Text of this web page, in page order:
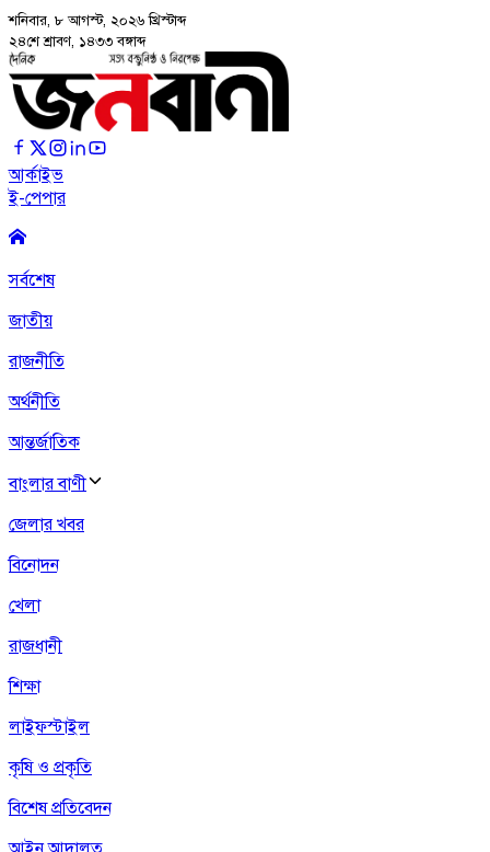
শনিবার, ৮ আগস্ট, ২০২৬ খ্রিস্টাব্দ
২৪শে শ্রাবণ, ১৪৩৩ বঙ্গাব্দ
আর্কাইভ
ই-পেপার
সর্বশেষ
জাতীয়
রাজনীতি
অর্থনীতি
আন্তর্জাতিক
বাংলার বাণী
জেলার খবর
বিনোদন
খেলা
রাজধানী
শিক্ষা
লাইফস্টাইল
কৃষি ও প্রকৃতি
বিশেষ প্রতিবেদন